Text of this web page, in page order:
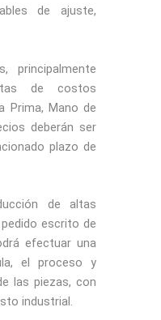
de ajuste,
principalmente
de costos
Prima, Mano de
deberán ser
plazo de
de altas
pedido escrito de
efectuar una
el proceso y
las piezas, con
industrial.